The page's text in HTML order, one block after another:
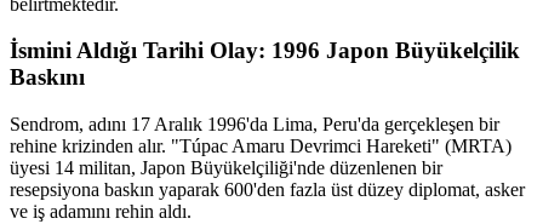
İsmini Aldığı Tarihi Olay: 1996 Japon Büyükelçilik
Baskını
Sendrom, adını 17 Aralık 1996'da Lima, Peru'da gerçekleşen bir
rehine krizinden alır. "Túpac Amaru Devrimci Hareketi" (MRTA)
üyesi 14 militan, Japon Büyükelçiliği'nde düzenlenen bir
resepsiyona baskın yaparak 600'den fazla üst düzey diplomat, asker
ve iş adamını rehin aldı.